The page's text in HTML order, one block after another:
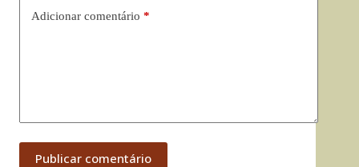
Adicionar comentário *
Publicar comentário